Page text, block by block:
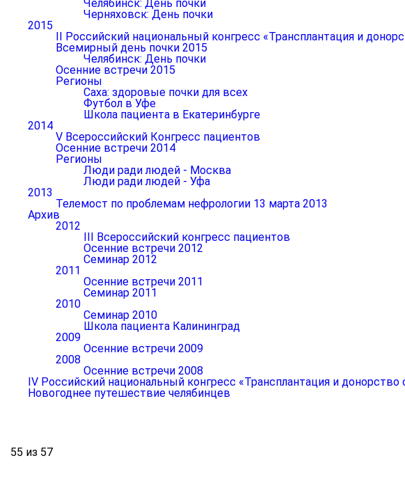
Челябинск: День почки
Черняховск: День почки
2015
II Российский национальный конгресс «Трансплантация и
Всемирный день почки 2015
Челябинск: День почки
Осенние встречи 2015
Регионы
Саха: здоровые почки для всех
Футбол в Уфе
Школа пациента в Екатеринбурге
2014
V Всероссийский Конгресс пациентов
Осенние встречи 2014
Регионы
Люди ради людей - Москва
Люди ради людей - Уфа
2013
Телемост по проблемам нефрологии 13 марта 2013
Архив
2012
III Всероссийский конгресс пациентов
Осенние встречи 2012
Семинар 2012
2011
Осенние встречи 2011
Семинар 2011
2010
Семинар 2010
Школа пациента Калининград
2009
Осенние встречи 2009
2008
Осенние встречи 2008
IV Российский национальный конгресс «Трансплантация и донорство
Новогоднее путешествие челябинцев
55 из 57